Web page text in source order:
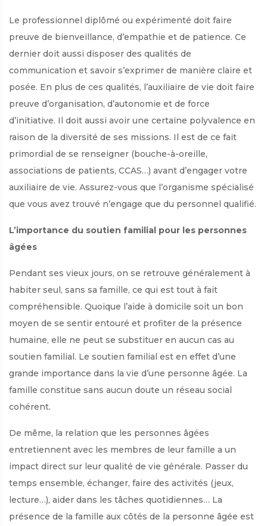
Le professionnel diplômé ou expérimenté doit faire
preuve de bienveillance, d’empathie et de patience. Ce
dernier doit aussi disposer des qualités de
communication et savoir s’exprimer de manière claire et
posée. En plus de ces qualités, l’auxiliaire de vie doit faire
preuve d’organisation, d’autonomie et de force
d’initiative. Il doit aussi avoir une certaine polyvalence en
raison de la diversité de ses missions. Il est de ce fait
primordial de se renseigner (bouche-à-oreille,
associations de patients, CCAS…) avant d’engager votre
auxiliaire de vie. Assurez-vous que l’organisme spécialisé
que vous avez trouvé n’engage que du personnel qualifié.
L’importance du soutien familial pour les personnes
âgées
Pendant ses vieux jours, on se retrouve généralement à
habiter seul, sans sa famille, ce qui est tout à fait
compréhensible. Quoique l’aide à domicile soit un bon
moyen de se sentir entouré et profiter de la présence
humaine, elle ne peut se substituer en aucun cas au
soutien familial. Le soutien familial est en effet d’une
grande importance dans la vie d’une personne âgée. La
famille constitue sans aucun doute un réseau social
cohérent.
De même, la relation que les personnes âgées
entretiennent avec les membres de leur famille a un
impact direct sur leur qualité de vie générale. Passer du
temps ensemble, échanger, faire des activités (jeux,
lecture…), aider dans les tâches quotidiennes… La
présence de la famille aux côtés de la personne âgée est